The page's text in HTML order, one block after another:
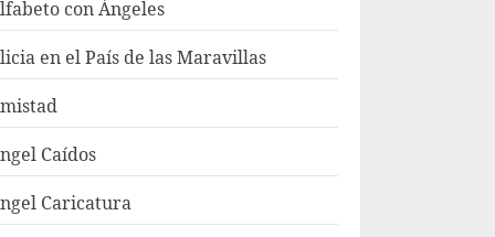
con Ángeles
en el País de las Maravillas
Caídos
Caricatura